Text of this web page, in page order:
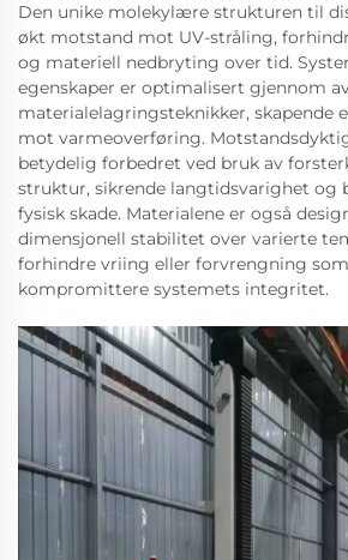
Den unike molekylære strukturen til
økt motstand mot UV-stråling,
og materiell nedbryting over tid.
egenskaper er optimalisert gjennom
materialelagringsteknikker, skapende
mot varmeoverføring.
betydelig forbedret ved bruk av
struktur, sikrende langtidsvarighet og
fysisk skade. Materialene er også
dimensjonell stabilitet over varierte
forhindre vriing eller forvrengning
kompromittere systemets integritet.